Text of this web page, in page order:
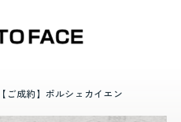
【ご成約】ポルシェカイエン